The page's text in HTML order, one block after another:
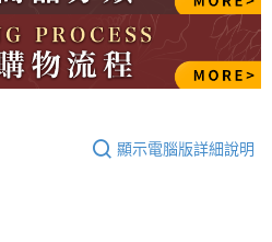
顯示電腦版詳細說明